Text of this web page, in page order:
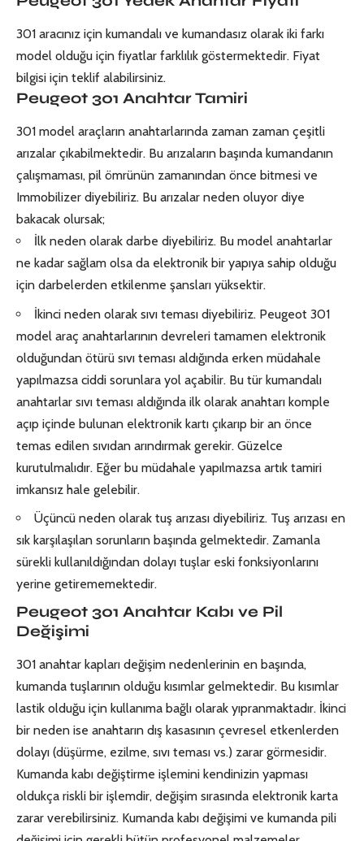
301 aracınız için kumandalı ve kumandasız olarak iki farkı
model olduğu için fiyatlar farklılık göstermektedir. Fiyat
bilgisi için teklif alabilirsiniz.
Peugeot 301 Anahtar Tamiri
301 model araçların anahtarlarında zaman zaman çeşitli
arızalar çıkabilmektedir. Bu arızaların başında kumandanın
çalışmaması, pil ömrünün zamanından önce bitmesi ve
Immobilizer diyebiliriz. Bu arızalar neden oluyor diye
bakacak olursak;
İlk neden olarak darbe diyebiliriz. Bu model anahtarlar
ne kadar sağlam olsa da elektronik bir yapıya sahip olduğu
için darbelerden etkilenme şansları yüksektir.
İkinci neden olarak sıvı teması diyebiliriz. Peugeot 301
model araç anahtarlarının devreleri tamamen elektronik
olduğundan ötürü sıvı teması aldığında erken müdahale
yapılmazsa ciddi sorunlara yol açabilir. Bu tür kumandalı
anahtarlar sıvı teması aldığında ilk olarak anahtarı komple
açıp içinde bulunan elektronik kartı çıkarıp bir an önce
temas edilen sıvıdan arındırmak gerekir. Güzelce
kurutulmalıdır. Eğer bu müdahale yapılmazsa artık tamiri
imkansız hale gelebilir.
Üçüncü neden olarak tuş arızası diyebiliriz. Tuş arızası en
sık karşılaşılan sorunların başında gelmektedir. Zamanla
sürekli kullanıldığından dolayı tuşlar eski fonksiyonlarını
yerine getirememektedir.
Peugeot 301 Anahtar Kabı ve Pil
Değişimi
301 anahtar kapları değişim nedenlerinin en başında,
kumanda tuşlarının olduğu kısımlar gelmektedir. Bu kısımlar
lastik olduğu için kullanıma bağlı olarak yıpranmaktadır. İkinci
bir neden ise anahtarın dış kasasının çevresel etkenlerden
dolayı (düşürme, ezilme, sıvı teması vs.) zarar görmesidir.
Kumanda kabı değiştirme işlemini kendinizin yapması
oldukça riskli bir işlemdir, değişim sırasında elektronik karta
zarar verebilirsiniz. Kumanda kabı değişimi ve kumanda pili